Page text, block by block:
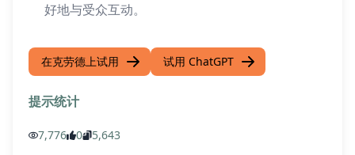
好地与受众互动。
在克劳德上试用 试用 ChatGPT
提示统计
7,776 0 5,643